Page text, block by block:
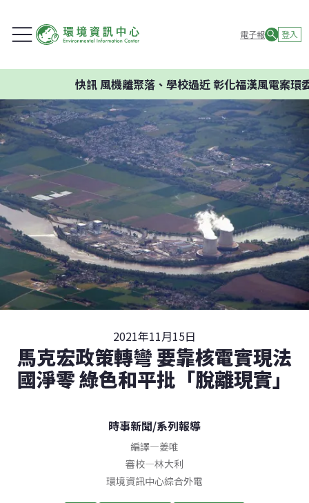
電子報 登入
快訊風機離聚落、學校過近 彰化福漢風電案環委建
2021年11月15日
馬克宏政策轉彎 要靠核電實現法
國淨零 綠色和平批「脫離現實」
時事新聞/系列報導
編譯—姜唯
審校—林大利
環境資訊中心綜合外電